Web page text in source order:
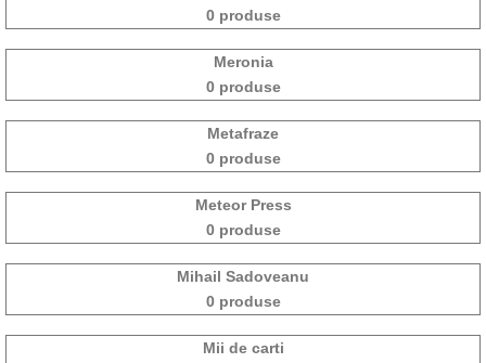
0 produse
Meronia
0 produse
Metafraze
0 produse
Meteor Press
0 produse
Mihail Sadoveanu
0 produse
Mii de carti